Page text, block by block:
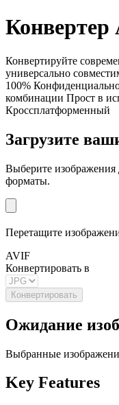
Конвертер
Конвертируйте
универсально
100%
комбинации Прост в
Кроссплатформенный
Загрузите
Выберите изображения
форматы.
Перетащите
AVIF
Конвертировать в
Конвертировать
Ожидание
Выбранные
Key Features